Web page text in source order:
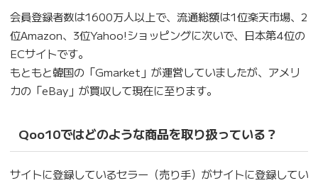
会員登録者数は1600万人以上で、流通総額は1位楽天市場、2
位Amazon、3位Yahoo!ショッピングに次いで、日本第4位の
ECサイトです。
もともと韓国の「Gmarket」が運営していましたが、アメリ
カの「eBay」が買収して現在に至ります。
Qoo10ではどのような商品を取り扱っている？
サイトに登録しているセラー（売り手）がサイトに登録してい